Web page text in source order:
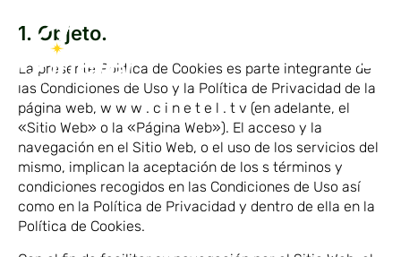
1. Objeto.
La presente Política de Cookies es parte integrante de
las Condiciones de Uso y la Política de Privacidad de la
página web, w w w . c i n e t e l . t v (en adelante, el
«Sitio Web» o la «Página Web»). El acceso y la
navegación en el Sitio Web, o el uso de los servicios del
mismo, implican la aceptación de los s términos y
condiciones recogidos en las Condiciones de Uso así
como en la Política de Privacidad y dentro de ella en la
Política de Cookies.